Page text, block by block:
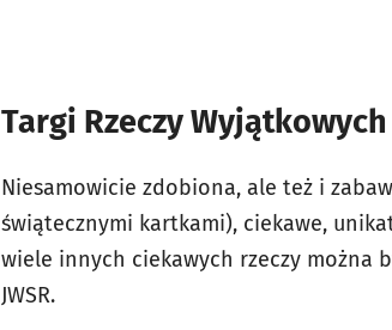
Targi Rzeczy
Niesamowicie zdobiona, ale też i
świątecznymi kartkami), ciekawe,
wiele innych ciekawych rzeczy można
JWSR.